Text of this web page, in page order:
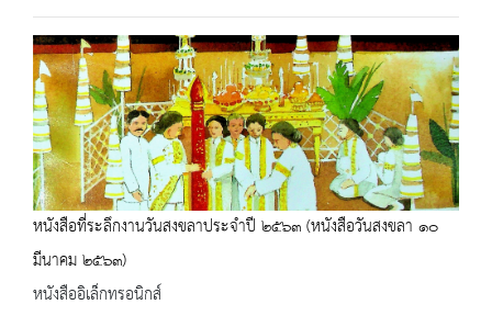
หนังสือที่ระลึกงานวันสงขลาประจำปี ๒๕๖๓ (หนังสือวันสงขลา ๑๐
มีนาคม ๒๕๖๓)
หนังสืออิเล็กทรอนิกส์